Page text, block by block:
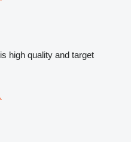
high quality and target